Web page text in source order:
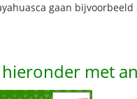
gaan bijvoorbeeld
met